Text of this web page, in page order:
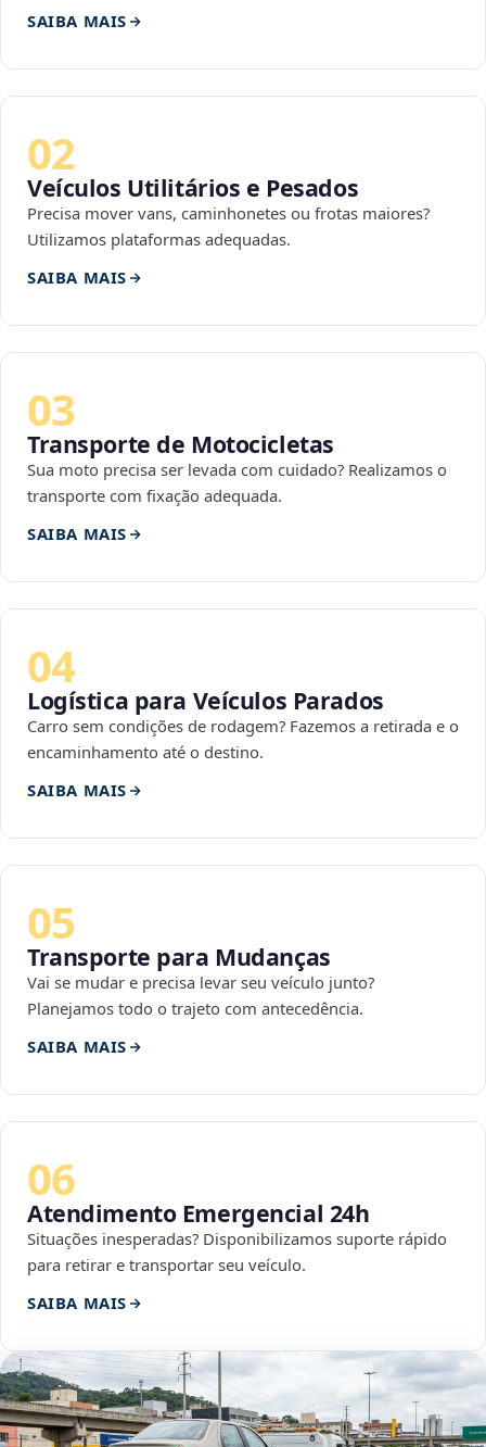
SAIBA MAIS
02
Veículos Utilitários e Pesados
Precisa mover vans, caminhonetes ou frotas maiores?
Utilizamos plataformas adequadas.
SAIBA MAIS
03
Transporte de Motocicletas
Sua moto precisa ser levada com cuidado? Realizamos o
transporte com fixação adequada.
SAIBA MAIS
04
Logística para Veículos Parados
Carro sem condições de rodagem? Fazemos a retirada e o
encaminhamento até o destino.
SAIBA MAIS
05
Transporte para Mudanças
Vai se mudar e precisa levar seu veículo junto?
Planejamos todo o trajeto com antecedência.
SAIBA MAIS
06
Atendimento Emergencial 24h
Situações inesperadas? Disponibilizamos suporte rápido
para retirar e transportar seu veículo.
SAIBA MAIS